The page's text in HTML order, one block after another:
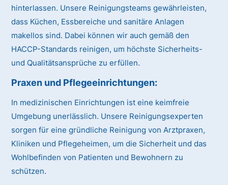
hinterlassen. Unsere Reinigungsteams gewährleisten,
dass Küchen, Essbereiche und sanitäre Anlagen
makellos sind. Dabei können wir auch gemäß den
HACCP-Standards reinigen, um höchste Sicherheits-
und Qualitätsansprüche zu erfüllen.
Praxen und Pflegeeinrichtungen:
In medizinischen Einrichtungen ist eine keimfreie
Umgebung unerlässlich. Unsere Reinigungsexperten
sorgen für eine gründliche Reinigung von Arztpraxen,
Kliniken und Pflegeheimen, um die Sicherheit und das
Wohlbefinden von Patienten und Bewohnern zu
schützen.